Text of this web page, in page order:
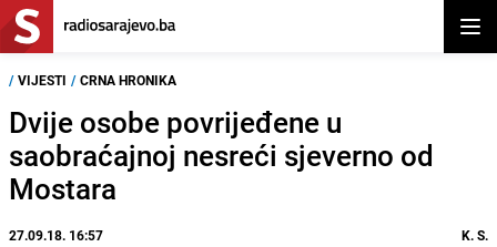
/ VIJESTI / CRNA HRONIKA
Dvije osobe povrijeđene u
saobraćajnoj nesreći sjeverno od
Mostara
27.09.18. 16:57 K. S.